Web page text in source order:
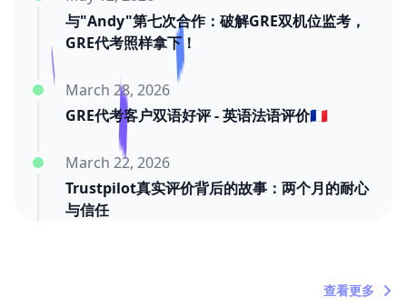
与"Andy"第七次合作：破解GRE双机位监考，
GRE代考照样拿下！
GRE代考客户双语好评 - 英语法语评价🇫🇷
March 28, 2026
Trustpilot真实评价背后的故事：两个月的耐心
与信任
March 22, 2026
"内塔尼亚胡死了吗？"——关于时间浪费者的定
查看更多